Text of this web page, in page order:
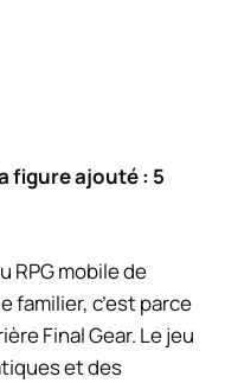
figure ajouté : 5
RPG mobile de
familier, c’est parce
Final Gear. Le jeu
et des